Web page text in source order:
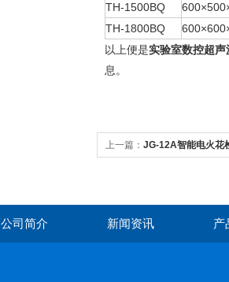
TH-1500BQ
TH-1800BQ
以上便是实验室数控超声
息。
上一篇： JG-12A智能电火花
公司简介 新闻资讯 产